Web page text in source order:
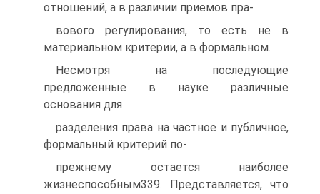
отношений, а в различии приемов пра-
вового регулирования, то есть не в
материальном критерии, а в формальном.
Несмотря на последующие
предложенные в науке различные
основания для
разделения права на частное и публичное,
формальный критерий по-
прежнему остается наиболее
жизнеспособным339. Представляется, что